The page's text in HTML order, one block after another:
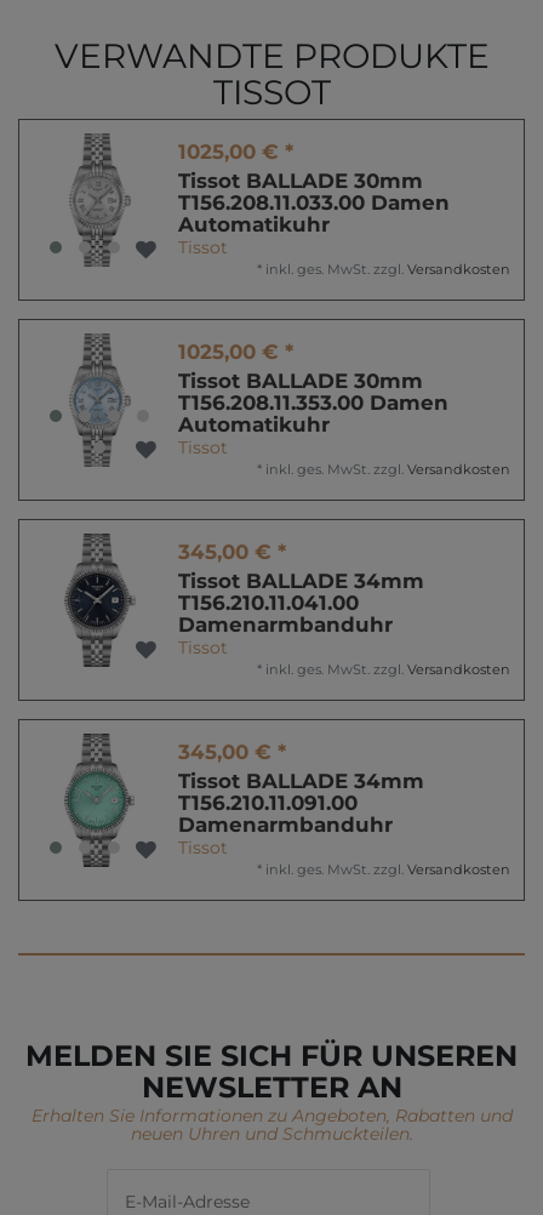
VERWANDTE PRODUKTE
TISSOT
1025,00 € *
Tissot BALLADE 30mm
T156.208.11.033.00 Damen
Automatikuhr
Tissot
* inkl. ges. MwSt. zzgl. Versandkosten
1025,00 € *
Tissot BALLADE 30mm
T156.208.11.353.00 Damen
Automatikuhr
Tissot
* inkl. ges. MwSt. zzgl. Versandkosten
345,00 € *
Tissot BALLADE 34mm
T156.210.11.041.00
Damenarmbanduhr
Tissot
* inkl. ges. MwSt. zzgl. Versandkosten
345,00 € *
Tissot BALLADE 34mm
T156.210.11.091.00
Damenarmbanduhr
Tissot
* inkl. ges. MwSt. zzgl. Versandkosten
MELDEN SIE SICH FÜR UNSEREN
NEWSLETTER AN
Erhalten Sie Informationen zu Angeboten, Rabatten und
neuen Uhren und Schmuckteilen.